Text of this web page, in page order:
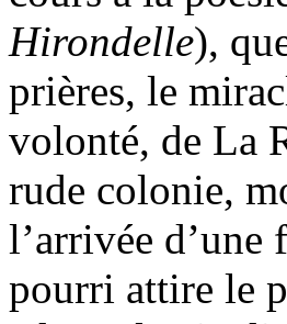
Hirondelle),
prières, le
volonté, de La
rude colonie,
l’arrivée
pourri attire le